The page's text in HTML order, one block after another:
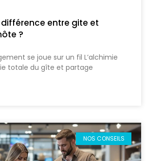
différence entre gite et
?
se joue sur un fil L’alchimie
totale du gîte et partage
NOS CONSEILS